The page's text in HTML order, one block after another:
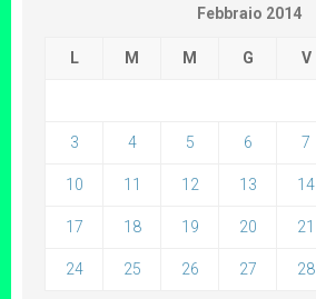
Febbraio 2014
L M M G V
3 4 5 6 7
10 11 12 13 14
17 18 19 20 21
24 25 26 27 28